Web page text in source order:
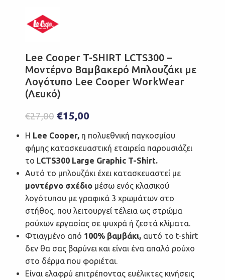
Lee Cooper T-SHIRT LCTS300 –
Μοντέρνο Βαμβακερό Μπλουζάκι με
Λογότυπο Lee Cooper WorkWear
(Λευκό)
€27,00 €15,00
Η Lee Cooper, η πολυεθνική παγκοσμίου
φήμης κατασκευαστική εταιρεία παρουσιάζει
το LCTS300 Large Graphic T-Shirt.
Αυτό το μπλουζάκι έχει κατασκευαστεί με
μοντέρνο σχέδιο μέσω ενός κλασικού
λογότυπου με γραφικά 3 χρωμάτων στο
στήθος, που λειτουργεί τέλεια ως στρώμα
ρούχων εργασίας σε ψυχρά ή ζεστά κλίματα.
Φτιαγμένο από 100% βαμβάκι, αυτό το t-shirt
δεν θα σας βαρύνει και είναι ένα απαλό ρούχο
στο δέρμα που φοριέται.
Eίναι ελαφρύ επιτρέποντας ευέλικτες κινήσεις